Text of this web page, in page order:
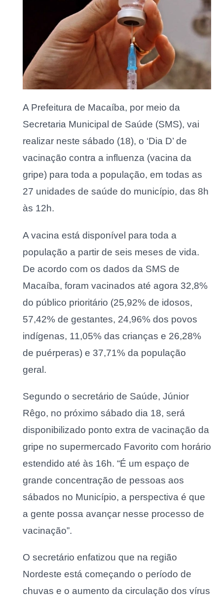
A Prefeitura de Macaíba, por meio da
Secretaria Municipal de Saúde (SMS), vai
realizar neste sábado (18), o ‘Dia D’ de
vacinação contra a influenza (vacina da
gripe) para toda a população, em todas as
27 unidades de saúde do município, das 8h
às 12h.
A vacina está disponível para toda a
população a partir de seis meses de vida.
De acordo com os dados da SMS de
Macaíba, foram vacinados até agora 32,8%
do público prioritário (25,92% de idosos,
57,42% de gestantes, 24,96% dos povos
indígenas, 11,05% das crianças e 26,28%
de puérperas) e 37,71% da população
geral.
Segundo o secretário de Saúde, Júnior
Rêgo, no próximo sábado dia 18, será
disponibilizado ponto extra de vacinação da
gripe no supermercado Favorito com horário
estendido até às 16h. “É um espaço de
grande concentração de pessoas aos
sábados no Município, a perspectiva é que
a gente possa avançar nesse processo de
vacinação”.
O secretário enfatizou que na região
Nordeste está começando o período de
chuvas e o aumento da circulação dos vírus